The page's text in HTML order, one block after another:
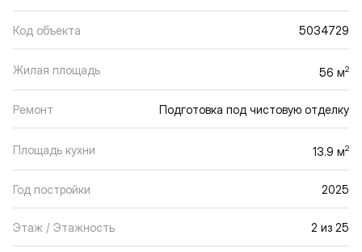
Код объекта 5034729
Жилая площадь 56 м2
Ремонт Подготовка под чистовую отделку
Площадь кухни 13.9 м2
Год постройки 2025
Этаж / Этажность 2 из 25